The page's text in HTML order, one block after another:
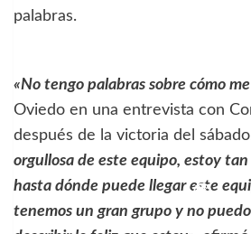
palabras.
«No tengo palabras sobre cómo
Oviedo en una entrevista con
después de la victoria del
orgullosa de este equipo, estoy
hasta dónde puede llegar este
tenemos un gran grupo y no